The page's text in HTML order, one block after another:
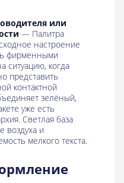
или
— Палитра
настроение
фирменными
ситуацию, когда
представить
контактной
зелёный,
уже есть
Светлая база
воздуха и
мелкого текста.